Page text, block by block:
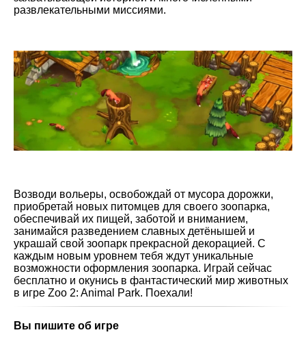
развлекательными миссиями.
Возводи вольеры, освобождай от мусора дорожки,
приобретай новых питомцев для своего зоопарка,
обеспечивай их пищей, заботой и вниманием,
занимайся разведением славных детёнышей и
украшай свой зоопарк прекрасной декорацией. С
каждым новым уровнем тебя ждут уникальные
возможности оформления зоопарка. Играй сейчас
бесплатно и окунись в фантастический мир животных
в игре Zoo 2: Animal Park. Поехали!
Вы пишите об игре